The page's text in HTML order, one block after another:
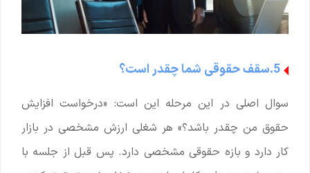
5.سقف حقوقی شما چقدر است؟
سوال اصلی در این مرحله این است: «درخواست افزایش
حقوق من چقدر باشد؟» هر شغلی ارزش مشخصی در بازار
کار دارد و بازه حقوقی مشخصی دارد. پس قبل از جلسه با